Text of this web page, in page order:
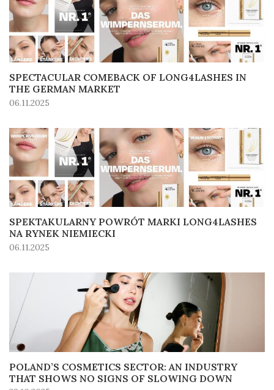
SPECTACULAR COMEBACK OF LONG4LASHES IN
THE GERMAN MARKET
06.11.2025
SPEKTAKULARNY POWRÓT MARKI LONG4LASHES
NA RYNEK NIEMIECKI
06.11.2025
POLAND’S COSMETICS SECTOR: AN INDUSTRY
THAT SHOWS NO SIGNS OF SLOWING DOWN